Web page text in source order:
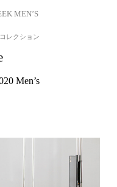
MEN’S
レクション
Men’s